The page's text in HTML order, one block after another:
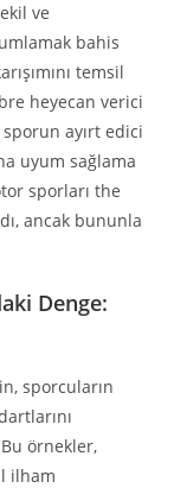
ve
bahis
temsil
heyecan verici
ayırt edici
uyum sağlama
sporları the
ancak bununla
Denge:
sporcuların
örnekler,
ilham